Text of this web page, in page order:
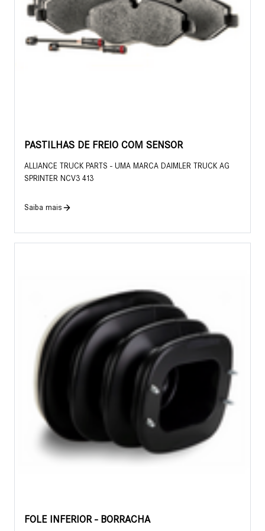
PASTILHAS DE FREIO COM SENSOR
ALLIANCE TRUCK PARTS - UMA MARCA DAIMLER TRUCK AG
SPRINTER NCV3 413
Saiba mais
FOLE INFERIOR - BORRACHA